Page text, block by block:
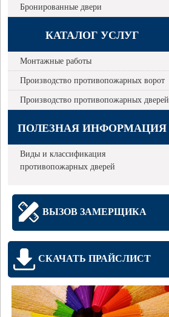
Бронированные двери
КАТАЛОГ УСЛУГ
Монтажные работы
Производство противопожарных ворот
Производство противопожарных дверей
ПОЛЕЗНАЯ ИНФОРМАЦИЯ
Виды и классификация
противопожарных дверей
ВЫЗОВ ЗАМЕРЩИКА
СКАЧАТЬ ПРАЙСЛИСТ